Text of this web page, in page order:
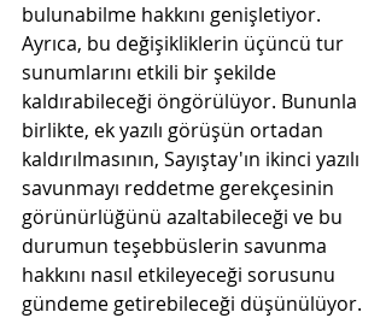
bulunabilme hakkını genişletiyor.
Ayrıca, bu değişikliklerin üçüncü tur
sunumlarını etkili bir şekilde
kaldırabileceği öngörülüyor. Bununla
birlikte, ek yazılı görüşün ortadan
kaldırılmasının, Sayıştay'ın ikinci yazılı
savunmayı reddetme gerekçesinin
görünürlüğünü azaltabileceği ve bu
durumun teşebbüslerin savunma
hakkını nasıl etkileyeceği sorusunu
gündeme getirebileceği düşünülüyor.